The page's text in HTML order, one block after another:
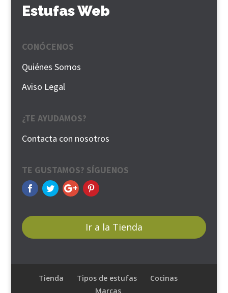
Estufas Web
CONÓCENOS
Quiénes Somos
Aviso Legal
¿TE AYUDAMOS?
Contacta con nosotros
TE GUSTAMOS? SÍGUENOS
Ir a la Tienda
Tienda Tipos de estufas
Cocinas
Marcas